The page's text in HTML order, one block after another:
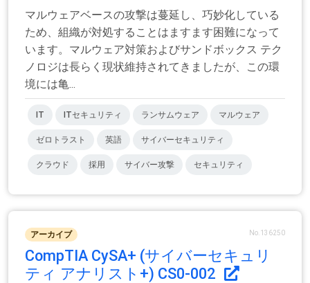
マルウェアベースの攻撃は蔓延し、巧妙化している
ため、組織が対処することはますます困難になって
います。マルウェア対策およびサンドボックス テク
ノロジは長らく現状維持されてきましたが、この環
境には亀...
IT ITセキュリティ ランサムウェア マルウェア
ゼロトラスト 英語 サイバーセキュリティ
クラウド 採用 サイバー攻撃 セキュリティ
アーカイブ No.136250
CompTIA CySA+ (サイバーセキュリ
ティ アナリスト+) CS0-002